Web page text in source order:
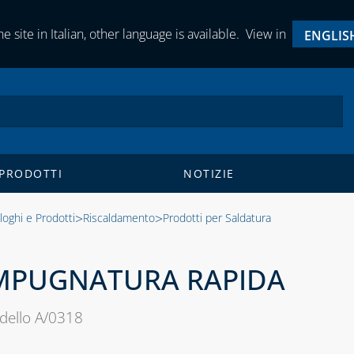
site in Italian, other language is available. View in
NOTIZIE
e Prodotti>Riscaldamento>Prodotti per Saldatura
RAPIDA
A/0318